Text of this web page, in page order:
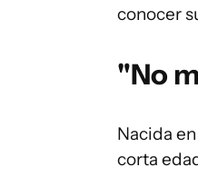
conocer
"No
Nacida
corta